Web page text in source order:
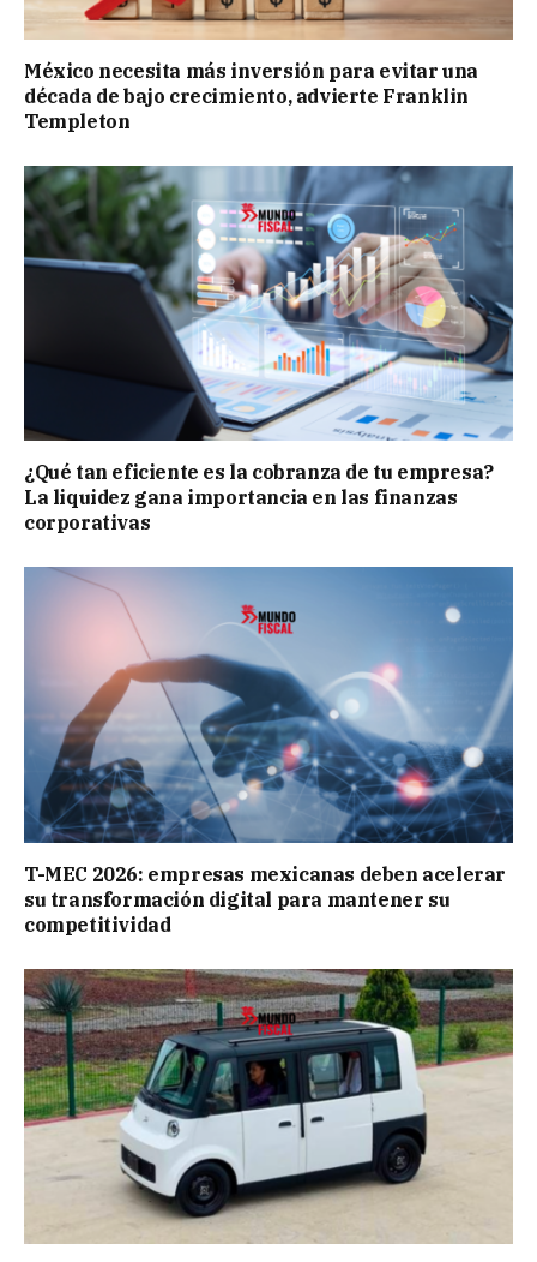
México necesita más inversión para evitar una
década de bajo crecimiento, advierte Franklin
Templeton
¿Qué tan eficiente es la cobranza de tu empresa?
La liquidez gana importancia en las finanzas
corporativas
T-MEC 2026: empresas mexicanas deben acelerar
su transformación digital para mantener su
competitividad